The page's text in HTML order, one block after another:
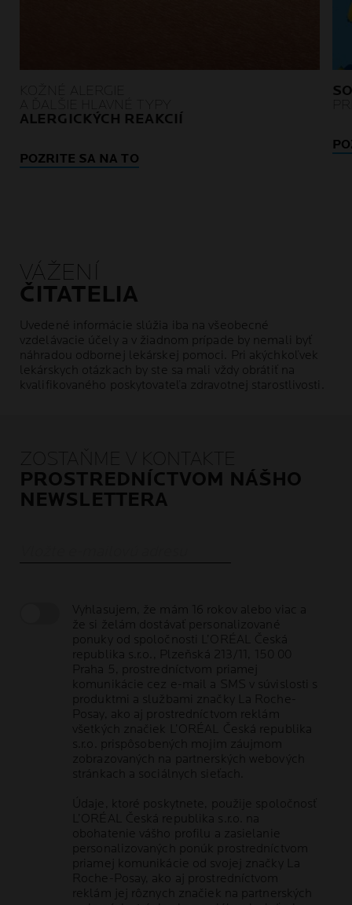
ALERGICKÝCH REAKCIÍ
POZRITE SA NA TO
VÁŽENÍ
ČITATELIA
Uvedené informácie slúžia iba na všeobecné
vzdelávacie účely a v žiadnom prípade by nemali byť
náhradou odbornej lekárskej pomoci. Pri akýchkoľvek
lekárskych otázkach by ste sa mali vždy obrátiť na
kvalifikovaného poskytovateľa zdravotnej starostlivosti.
ZOSTAŇME V KONTAKTE
PROSTREDNÍCTVOM NÁŠHO
NEWSLETTERA
Vyhlasujem, že mám 16 rokov alebo viac a
že si želám dostávať personalizované
ponuky od spoločnosti L’ORÉAL Česká
republika s.r.o., Plzeňská 213/11, 150 00
Praha 5, prostredníctvom priamej
komunikácie cez e-mail a SMS v súvislosti s
produktmi a službami značky La Roche-
Posay, ako aj prostredníctvom reklám
všetkých značiek L’ORÉAL Česká republika
s.r.o. prispôsobených mojim záujmom
zobrazovaných na partnerských webových
stránkach a sociálnych sieťach.
Údaje, ktoré poskytnete, použije spoločnosť
L’ORÉAL Česká republika s.r.o. na
obohatenie vášho profilu a zasielanie
personalizovaných ponúk prostredníctvom
priamej komunikácie od svojej značky La
Roche-Posay, ako aj prostredníctvom
reklám jej rôznych značiek na partnerských